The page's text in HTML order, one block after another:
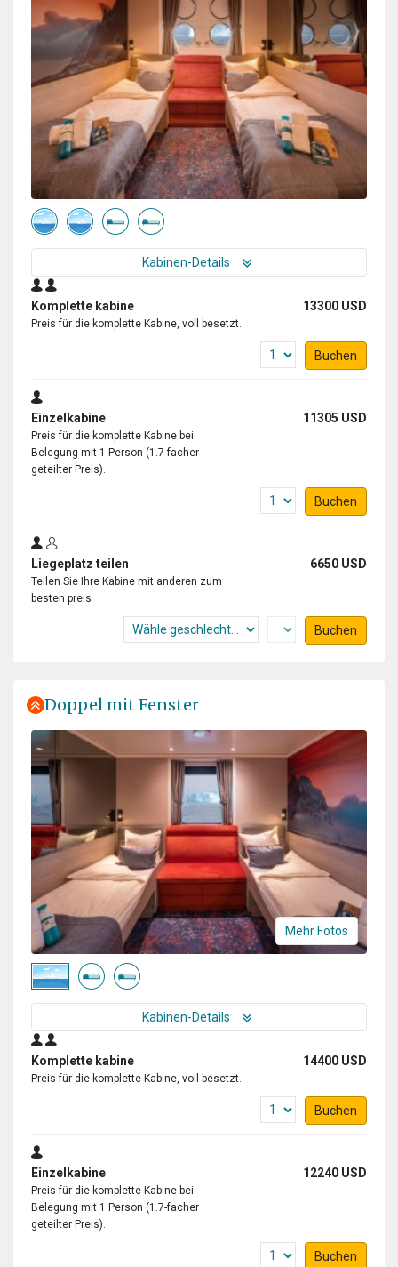
Kabinen-Details
Komplette kabine 13300 USD
Preis für die komplette Kabine, voll besetzt.
Buchen
Einzelkabine 11305 USD
Preis für die komplette Kabine bei
Belegung mit 1 Person (1.7-facher
geteilter Preis).
Buchen
Liegeplatz teilen 6650 USD
Teilen Sie Ihre Kabine mit anderen zum
besten preis
Buchen
Doppel mit Fenster
Mehr Fotos
Kabinen-Details
Komplette kabine 14400 USD
Preis für die komplette Kabine, voll besetzt.
Buchen
Einzelkabine 12240 USD
Preis für die komplette Kabine bei
Belegung mit 1 Person (1.7-facher
geteilter Preis).
Buchen